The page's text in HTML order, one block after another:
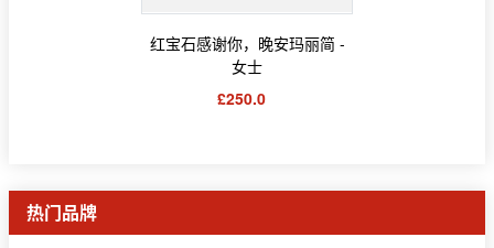
红宝石感谢你，晚安玛丽简 -
女士
£250.0
热门品牌